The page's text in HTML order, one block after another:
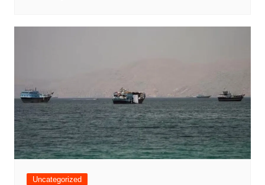
Uncategorized